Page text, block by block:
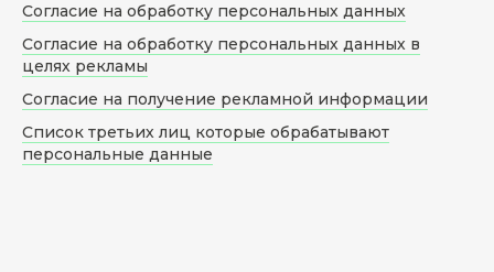
Согласие на обработку персональных данных
Согласие на обработку персональных данных в
целях рекламы
Согласие на получение рекламной информации
Список третьих лиц которые обрабатывают
персональные данные